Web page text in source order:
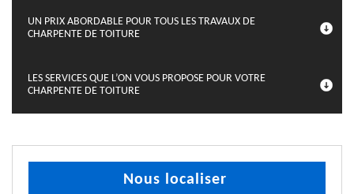
UN PRIX ABORDABLE POUR TOUS LES TRAVAUX DE
CHARPENTE DE TOITURE
LES SERVICES QUE L’ON VOUS PROPOSE POUR VOTRE
CHARPENTE DE TOITURE
Nous localiser